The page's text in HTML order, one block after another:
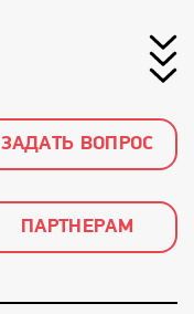
ЗАДАТЬ ВОПРОС
ПАРТНЕРАМ